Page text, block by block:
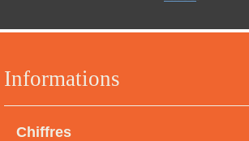
Informations
Chiffres